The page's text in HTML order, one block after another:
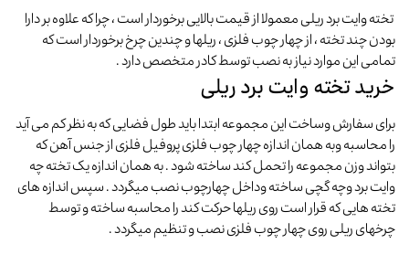
تخته وایت برد ریلی معمولا از قیمت بالایی برخوردار است ، چرا که علاوه بر دارا
بودن چند تخته ، از چهار چوب فلزی ، ریلها و چندین چرخ برخوردار است که
تمامی این موارد نیاز به نصب توسط کادر متخصص دارد .
خرید تخته وایت برد ریلی
برای سفارش وساخت این مجموعه ابتدا باید طول فضایی که به نظر کم می آید
را محاسبه وبه همان اندازه چهار چوب فلزی پروفیل فلزی از جنس آهن که
بتواند وزن مجموعه را تحمل کند ساخته شود . به همان اندازه یک تخته چه
وایت برد وچه گچی ساخته وداخل چهارچوب نصب میگردد . سپس اندازه های
تخته هایی که قرار است روی ریلها حرکت کند را محاسبه ساخته و توسط
چرخهای ریلی روی چهار چوب فلزی نصب و تنظیم میگردد .